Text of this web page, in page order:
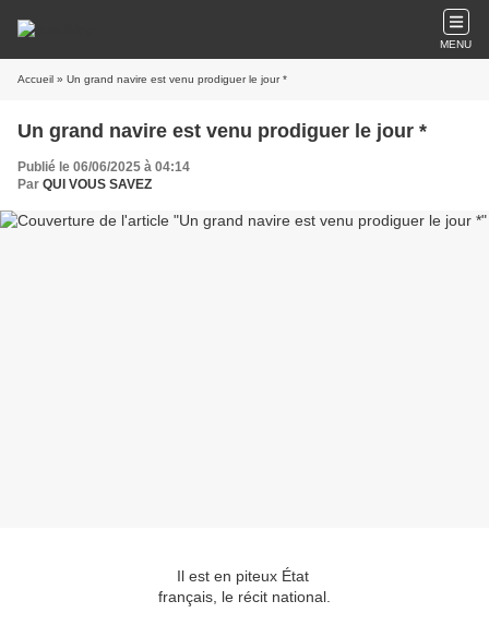
MENU
Accueil » Un grand navire est venu prodiguer le jour *
Un grand navire est venu prodiguer le jour *
Publié le 06/06/2025 à 04:14
Par QUI VOUS SAVEZ
Il est en piteux État
français, le récit national.